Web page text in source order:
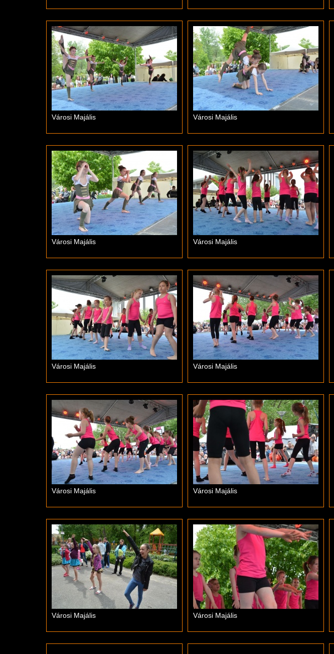
Városi Majális Városi Majális
Városi Majális Városi Majális
Városi Majális Városi Majális
Városi Majális Városi Majális
Városi Majális Városi Majális